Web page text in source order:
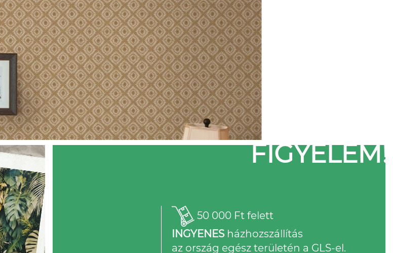
FIGYELEM!
50 000 Ft felett
INGYENESházhozszállítás
az ország egész területén a GLS-el.